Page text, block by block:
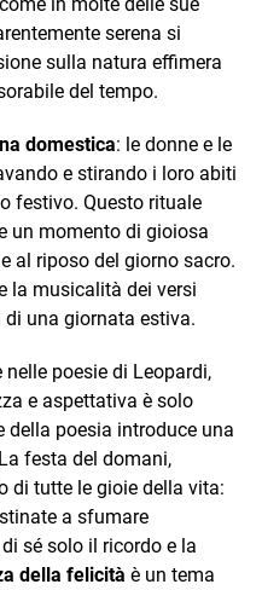
serena si
sulla natura effimera
del tempo.
domestica: le donne e le
e stirando i loro abiti
festivo. Questo rituale
un momento di gioiosa
al riposo del giorno sacro.
la musicalità dei versi
di una giornata estiva.
poesie di Leopardi,
e aspettativa è solo
della poesia introduce una
festa del domani,
di tutte le gioie della vita:
a sfumare
sé solo il ricordo e la
della felicità è un tema